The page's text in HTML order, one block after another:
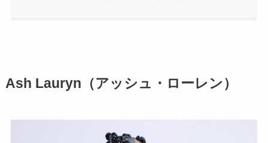
Ash Lauryn（アッシュ・ローレン）